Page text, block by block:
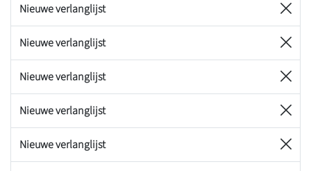
Nieuwe verlanglijst
Nieuwe verlanglijst
Nieuwe verlanglijst
Nieuwe verlanglijst
Nieuwe verlanglijst